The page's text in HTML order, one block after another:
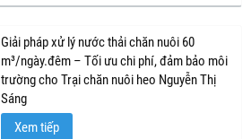
Giải pháp xử lý nước thải chăn nuôi 60
m³/ngày.đêm – Tối ưu chi phí, đảm bảo môi
trường cho Trại chăn nuôi heo Nguyễn Thị
Sáng
Xem tiếp